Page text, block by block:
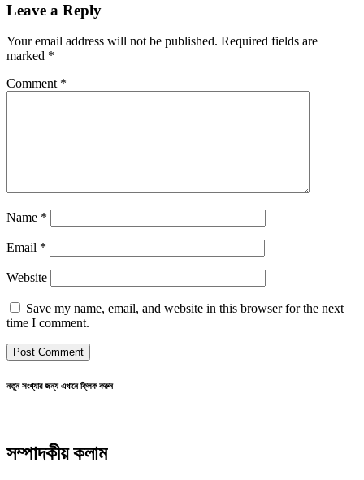
Leave a Reply
Your email address will not be published. Required fields are
marked *
Comment *
Name *
Email *
Website
Save my name, email, and website in this browser for the next
time I comment.
নতুন সংখ্যার জন্য এখানে ক্লিক করুন
সম্পাদকীয় কলাম